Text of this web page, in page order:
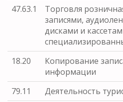
47.63.1
Торговля
записями,
дисками и
18.20
Копирование
информации
79.11
Деятельность